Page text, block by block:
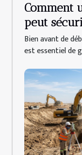
Comment
peut
Bien avant de
est essentiel de